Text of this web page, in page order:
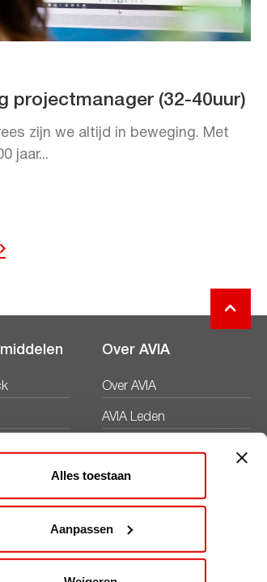
Alles toestaan
Aanpassen
projectmanager (32-40uur)
zijn we altijd in beweging. Met
jaar...
Over AVIA
Over AVIA
AVIA Leden
Duurzaamheid
Werken bij